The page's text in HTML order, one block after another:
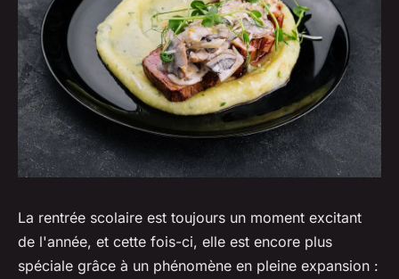
La rentrée scolaire est toujours un moment excitant
de l'année, et cette fois-ci, elle est encore plus
spéciale grâce à un phénomène en pleine expansion :